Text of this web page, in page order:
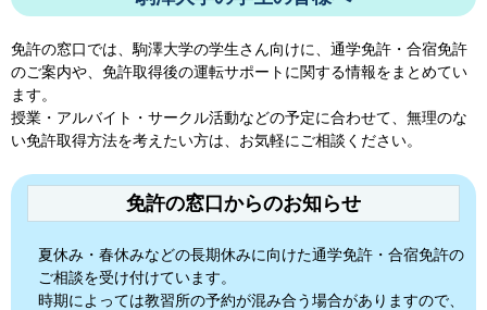
免許の窓口では、 駒澤大学の学生さん向けに、通学免許・合宿免許
のご案内や、免許取得後の運転サポートに関する情報をまとめてい
ます。
授業・アルバイト・サークル活動などの予定に合わせて、無理のな
い免許取得方法を考えたい方は、お気軽にご相談ください。
免許の窓口からのお知らせ
夏休み・春休みなどの長期休みに向けた通学免許・合宿免許の
ご相談を受け付けています。
時期によっては教習所の予約が混み合う場合がありますので、